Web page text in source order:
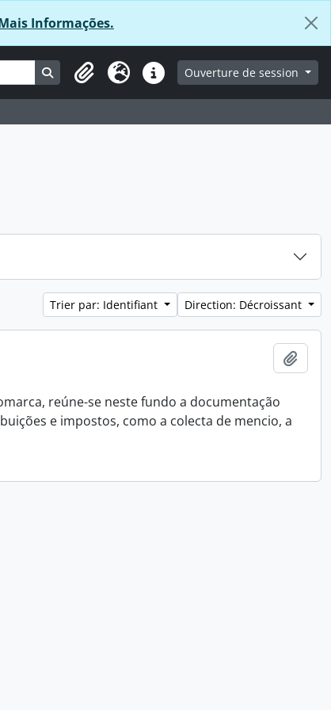
Informações.
Search in browse page
ClipboardLangueLiens rapidesOuverture de session
Trier par: Identifiant Direction: Décroissant
reúne-se neste fundo a documentação
e impostos, como a colecta de mencio, a